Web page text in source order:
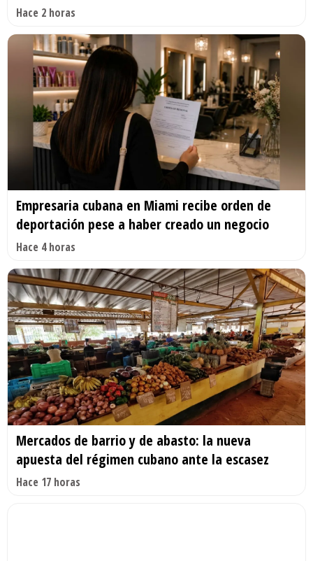
Hace 2 horas
Empresaria cubana en Miami recibe orden de
deportación pese a haber creado un negocio
Hace 4 horas
Mercados de barrio y de abasto: la nueva
apuesta del régimen cubano ante la escasez
Hace 17 horas